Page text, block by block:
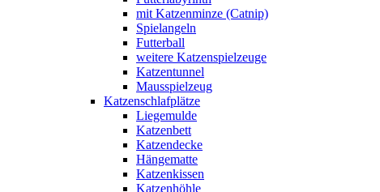
mit Katzenminze (Catnip)
Spielangeln
Futterball
weitere Katzenspielzeuge
Katzentunnel
Mausspielzeug
Katzenschlafplätze
Liegemulde
Katzenbett
Katzendecke
Hängematte
Katzenkissen
Katzenhöhle